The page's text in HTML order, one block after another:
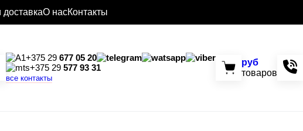
О насКонтакты
+375 29 677 05 20
+375 29 577 93 31
все контакты
руб
товаров